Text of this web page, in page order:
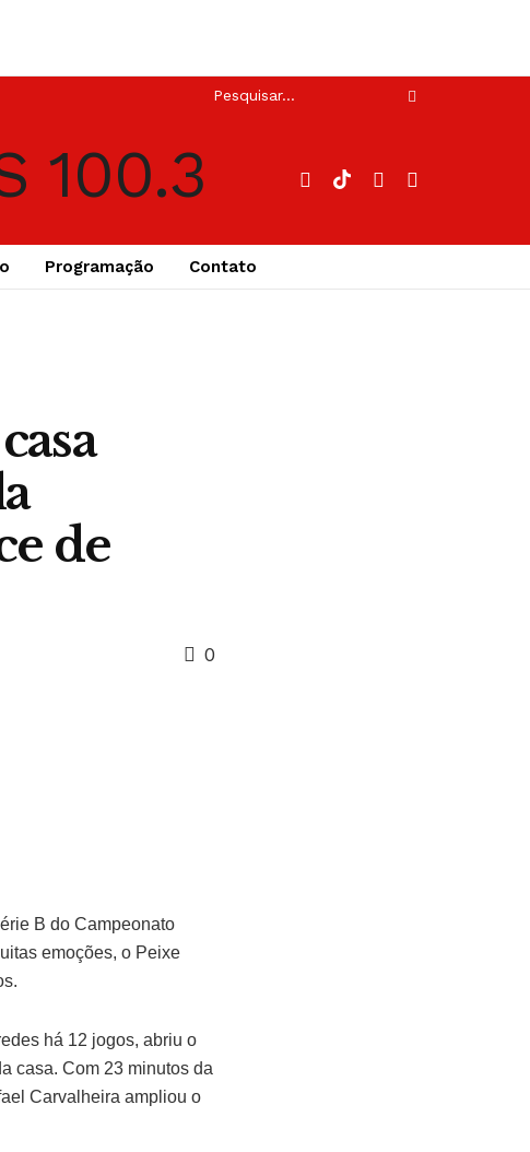
Programação Contato
de
0
B do Campeonato
emoções, o Peixe
há 12 jogos, abriu o
casa. Com 23 minutos da
Carvalheira ampliou o